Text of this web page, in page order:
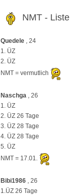
NMT - Liste
Quedele , 24
1. ÜZ
2. ÜZ
NMT = vermutlich
Naschga , 26
1. ÜZ
2. ÜZ 26 Tage
3. ÜZ 28 Tage
4. ÜZ 28 Tage
5. ÜZ
NMT = 17.01.
Bibi1986 , 26
1.ÜZ 26 Tage